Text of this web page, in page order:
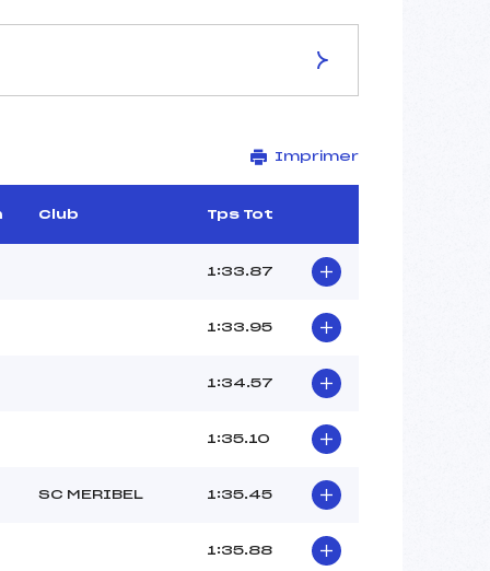
LEVRETTE
1535
2878/81/87
29
Imprimer
Club Tps Tot
1:33.87
1:33.95
1:34.57
1:35.10
SC MERIBEL 1:35.45
1:35.88